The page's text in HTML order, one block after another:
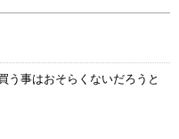
う事はおそらくないだろうと